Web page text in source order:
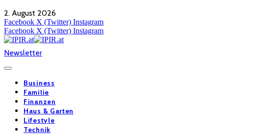
2. August 2026
Facebook X (Twitter) Instagram
Facebook X (Twitter) Instagram
Newsletter
Business
Familie
Finanzen
Haus & Garten
Lifestyle
Technik